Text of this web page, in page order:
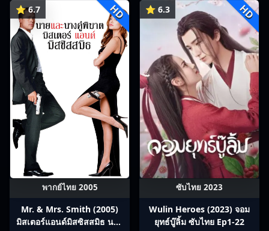
⭐ 6.7 HD
พากย์ไทย 2005
Mr. & Mrs. Smith (2005)
มิสเตอร์แอนด์มิสซิสสมิธ นาย
⭐ 6.3 HD
ซับไทย 2023
Wulin Heroes (2023) จอม
ยุทธ์บู๊ลิ้ม ซับไทย Ep1-22